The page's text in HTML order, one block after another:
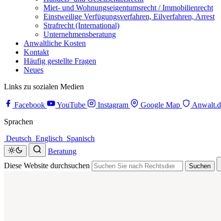
Miet- und Wohnungseigentumsrecht / Immobilienrecht
Einstweilige Verfügungsverfahren, Eilverfahren, Arrest
Strafrecht (International)
Unternehmensberatung
Anwaltliche Kosten
Kontakt
Häufig gestellte Fragen
Neues
Links zu sozialen Medien
Facebook YouTube Instagram Google Map
Sprachen
Deutsch Englisch Spanisch
Beratung
Diese Website durchsuchen
Suchen